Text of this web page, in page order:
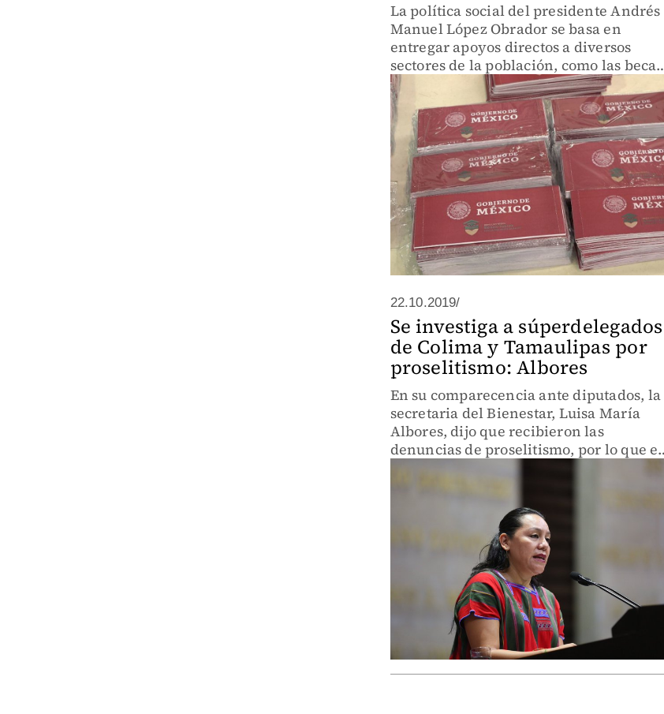
La política social del presidente Andrés
Manuel López Obrador se basa en
entregar apoyos directos a diversos
sectores de la población, como las becas
a estudiantes, destinadas para que los
jóvenes no abandonen sus estudios.
22.10.2019/
Se investiga a súperdelegados
de Colima y Tamaulipas por
proselitismo: Albores
En su comparecencia ante diputados, la
secretaria del Bienestar, Luisa María
Albores, dijo que recibieron las
denuncias de proselitismo, por lo que el
investigaciones.